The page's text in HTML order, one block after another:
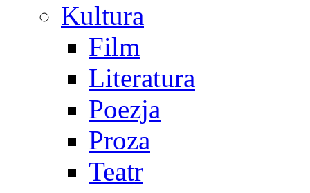
Kultura
Film
Literatura
Poezja
Proza
Teatr